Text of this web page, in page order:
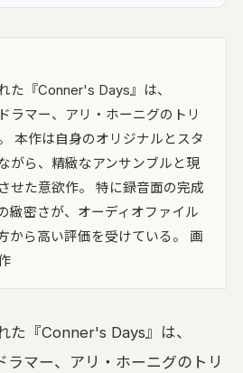
動整音
残響・
測
クトラ
部分を
を変え
た『Conner's Days』は、
ラマー、アリ・ホーニグのトリ
本作は自身のオリジナルとスタ
がら、精緻なアンサンブルと現
せた意欲作。 特に録音面の完成
緻密さが、オーディオファイル
から高い評価を受けている。 画
た『Conner's Days』は、
ラマー、アリ・ホーニグのトリ